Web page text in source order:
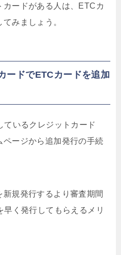
ードがある人は、ETCカ
みましょう。
ードでETCカードを追加
ているクレジットカード
ージから追加発行の手続
規発行するより審査期間
く発行してもらえるメリ